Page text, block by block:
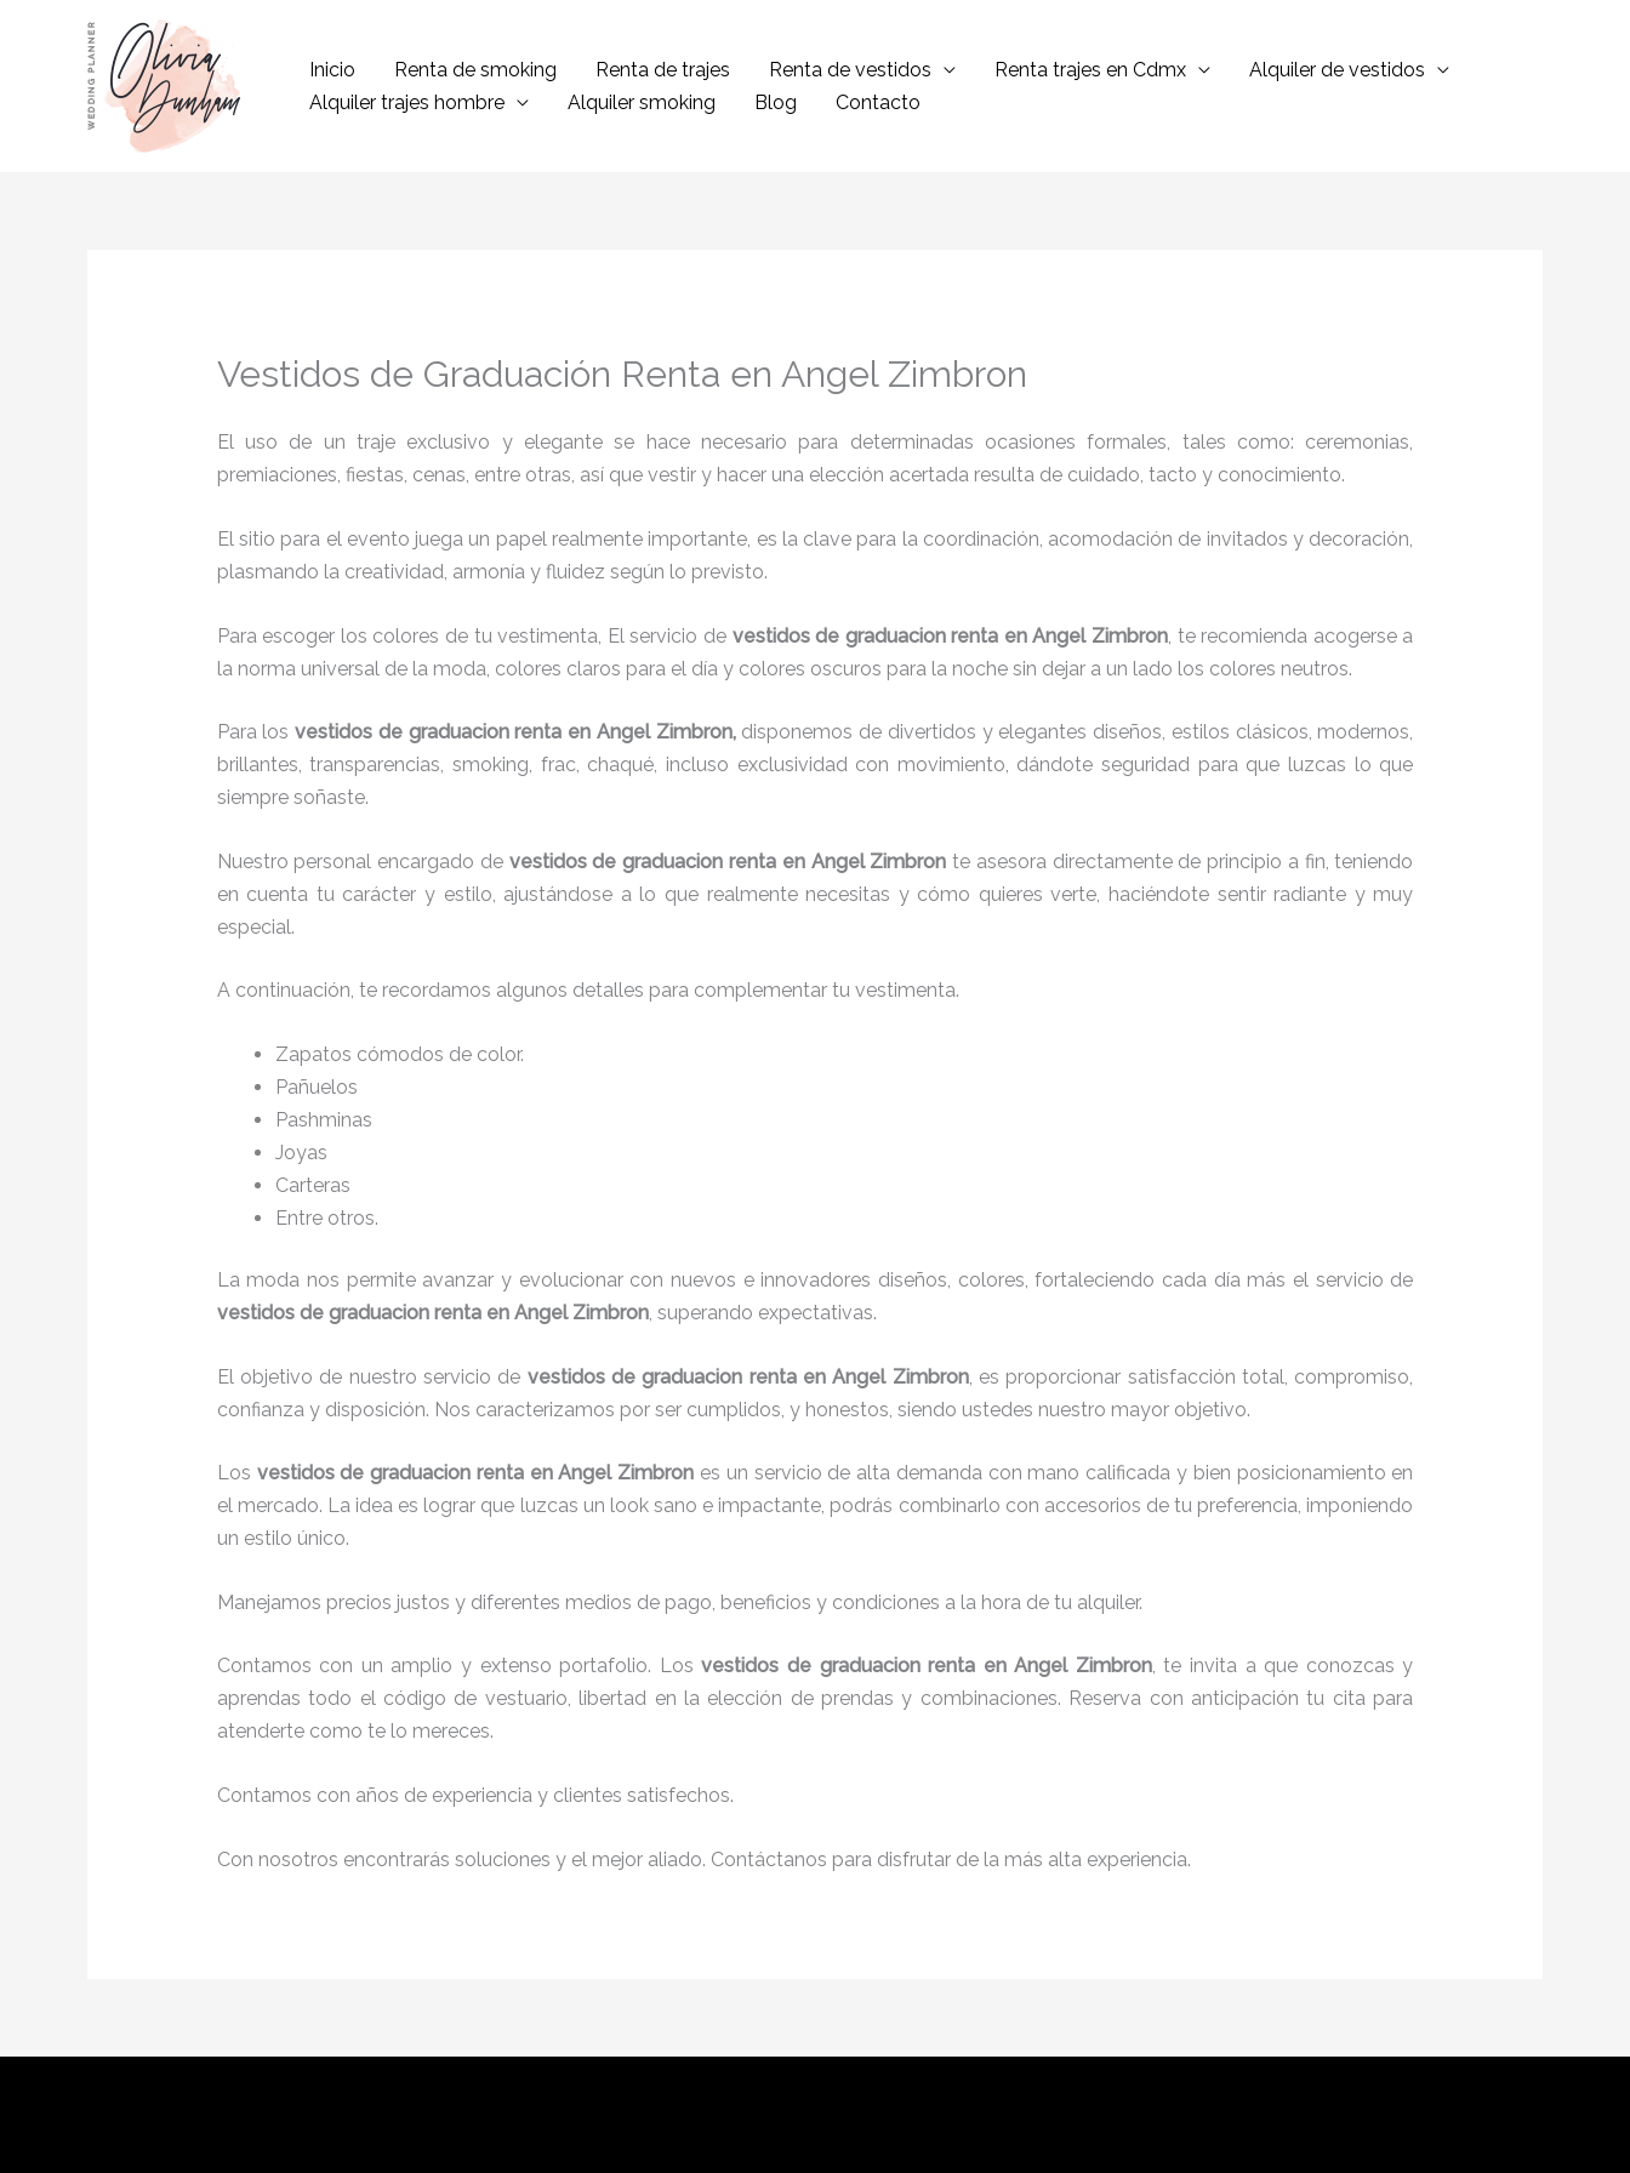
contenido
Inicio Renta de smoking Renta de trajes Renta de vestidos Renta trajes en Cdmx
Alquiler de vestidos
Alquiler trajes hombre
Alquiler smoking Blog Contacto
Vestidos de Graduación Renta en Angel Zimbron
El uso de un traje exclusivo y elegante se hace necesario para determinadas ocasiones formales, tales como: ceremonias,
premiaciones, fiestas, cenas, entre otras, así que vestir y hacer una elección acertada resulta de cuidado, tacto y conocimiento.
El sitio para el evento juega un papel realmente importante, es la clave para la coordinación, acomodación de invitados y decoración,
plasmando la creatividad, armonía y fluidez según lo previsto.
Para escoger los colores de tu vestimenta, El servicio de vestidos de graduacion renta en Angel Zimbron, te recomienda acogerse a
la norma universal de la moda, colores claros para el día y colores oscuros para la noche sin dejar a un lado los colores neutros.
Para losvestidos de graduacion renta en Angel Zimbron, disponemos de divertidos y elegantes diseños, estilos clásicos, modernos,
brillantes, transparencias, smoking, frac, chaqué, incluso exclusividad con movimiento, dándote seguridad para que luzcas lo que
siempre soñaste.
Nuestro personal encargado de vestidos de graduacion renta en Angel Zimbron te asesora directamente de principio a fin, teniendo
en cuenta tu carácter y estilo, ajustándose a lo que realmente necesitas y cómo quieres verte, haciéndote sentir radiante y muy
especial.
A continuación, te recordamos algunos detalles para complementar tu vestimenta.
Zapatos cómodos de color.
Pañuelos
Pashminas
Joyas
Carteras
Entre otros.
La moda nos permite avanzar y evolucionar con nuevos e innovadores diseños, colores, fortaleciendo cada día más el servicio de
vestidos de graduacion renta en Angel Zimbron, superando expectativas.
El objetivo de nuestro servicio de vestidos de graduacion renta en Angel Zimbron, es proporcionar satisfacción total, compromiso,
confianza y disposición. Nos caracterizamos por ser cumplidos, y honestos, siendo ustedes nuestro mayor objetivo.
Los vestidos de graduacion rentaen Angel Zimbron es un servicio de alta demanda con mano calificada y bien posicionamiento en
el mercado. La idea es lograr que luzcas un look sano e impactante, podrás combinarlo con accesorios de tu preferencia, imponiendo
un estilo único.
Manejamos precios justos y diferentes medios de pago, beneficios y condiciones a la hora de tu alquiler.
Contamos con un amplio y extenso portafolio. Losvestidos de graduacion renta en Angel Zimbron, te invita a que conozcas y
aprendas todo el código de vestuario, libertad en la elección de prendas y combinaciones. Reserva con anticipación tu cita para
atenderte como te lo mereces.
Contamos con años de experiencia y clientes satisfechos.
Con nosotros encontrarás soluciones y el mejor aliado. Contáctanos para disfrutar de la más alta experiencia.